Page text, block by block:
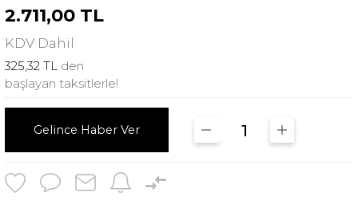
2.711,00 TL
KDV Dahil
325,32 TL den
başlayan taksitlerle!
Gelince Haber Ver